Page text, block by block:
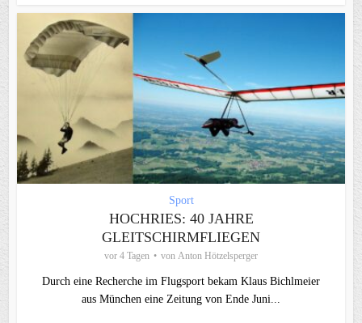
Sport
HOCHRIES: 40 JAHRE
GLEITSCHIRMFLIEGEN
vor 4 Tagen von Anton Hötzelsperger
Durch eine Recherche im Flugsport bekam Klaus Bichlmeier
aus München eine Zeitung von Ende Juni...